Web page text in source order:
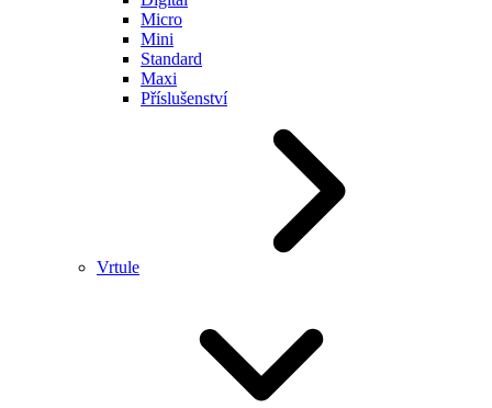
Micro
Mini
Standard
Maxi
Příslušenství
Vrtule